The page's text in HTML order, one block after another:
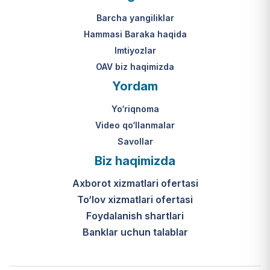
Mahkamasining 2024-yil 31-maydagi
313-son qarori.
yakuniy qaror qabul qilinishi 10 ish
kuni ichida amalga oshiriladi.
К какому виду помощи
относится услуга по
установке пандуса?
эта услуга входит в перечень
мер по адаптации жилищно-
бытовых условий лиц,
уходе, для создания
безбарьерной среды.
Barcha yangiliklar
Hammasi Baraka haqida
Imtiyozlar
OAV biz haqimizda
Yordam
Yo‘riqnoma
Video qo‘llanmalar
Savollar
Biz haqimizda
Axborot xizmatlari ofertasi
To‘lov xizmatlari ofertasi
Foydalanish shartlari
Banklar uchun talablar